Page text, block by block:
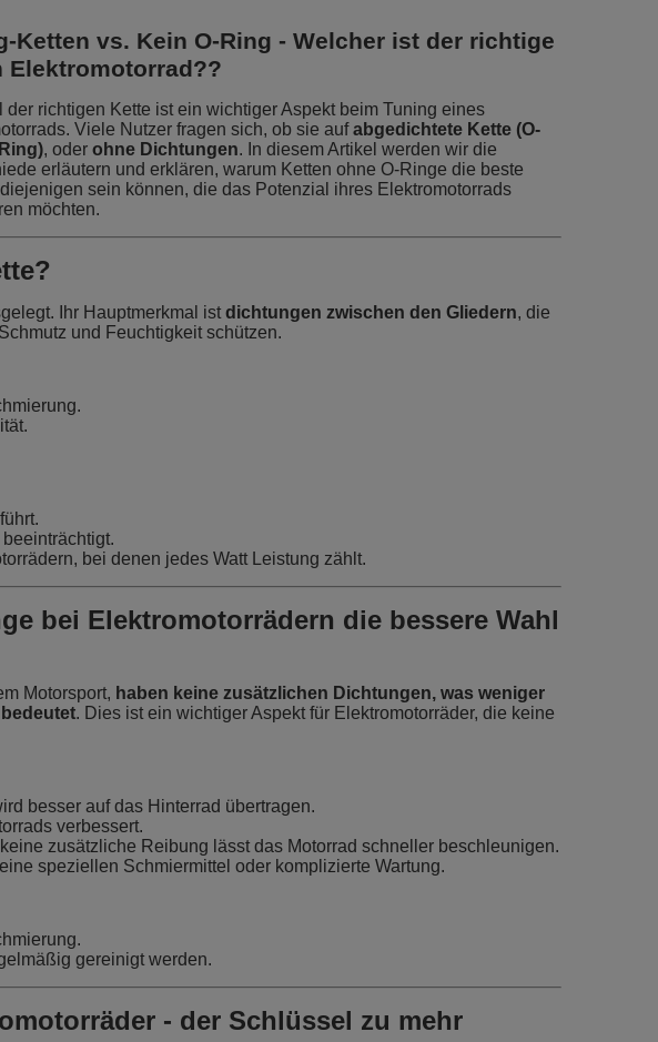
Ketten vs. Kein O-Ring - Welcher ist der richtige
Elektromotorrad??
der richtigen Kette ist ein wichtiger Aspekt beim Tuning eines
Viele Nutzer fragen sich, ob sie aufabgedichtete Kette (O-
, oderohne Dichtungen. In diesem Artikel werden wir die
erläutern und erklären, warum Ketten ohne O-Ringe die beste
sein können, die das Potenzial ihres Elektromotorrads
möchten.
Ihr Hauptmerkmal ist dichtungen zwischen den Gliedern, die
und Feuchtigkeit schützen.
bei denen jedes Watt Leistung zählt.
bei Elektromotorrädern die bessere Wahl
Motorsport, haben keine zusätzlichen Dichtungen, was weniger
. Dies ist ein wichtiger Aspekt für Elektromotorräder, die keine
besser auf das Hinterrad übertragen.
verbessert.
zusätzliche Reibung lässt das Motorrad schneller beschleunigen.
speziellen Schmiermittel oder komplizierte Wartung.
gereinigt werden.
- der Schlüssel zu mehr